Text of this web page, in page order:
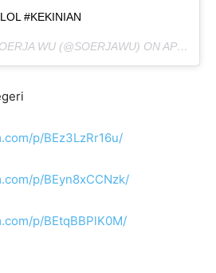
#KEKINIAN
WU (@SOERJAWU) ONAPR 27, 2016 AT 9:58PM PDT
p/BEz3LzRr16u/
p/BEyn8xCCNzk/
p/BEtqBBPlK0M/